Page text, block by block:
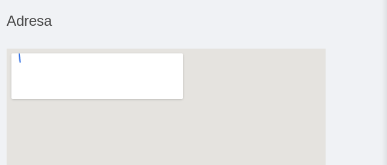
Adresa